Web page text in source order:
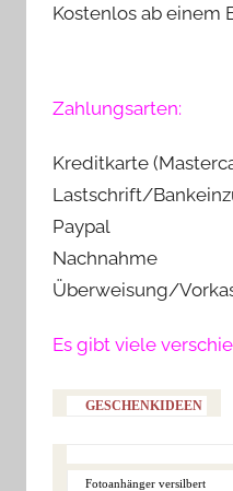
Kostenlos ab einem
Zahlungsarten:
Kreditkarte
Lastschrift/
Paypal
Nachnahme
Überweisung/
Es gibt viele
GESCHENKIDEEN
Fotoanhänger versilbert